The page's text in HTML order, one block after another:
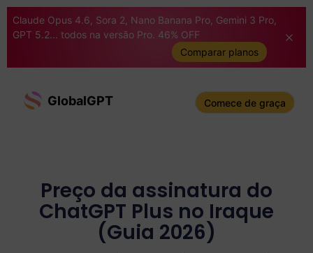
Claude Opus 4.6, Sora 2, Nano Banana Pro, Gemini 3 Pro,
GPT 5.2... todos na versão Pro. 46% OFF
Comparar planos
GlobalGPT Comece de graça
Preço da assinatura do
ChatGPT Plus no Iraque
(Guia 2026)